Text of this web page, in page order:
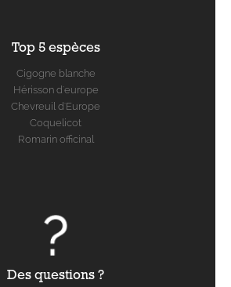
Top 5 espèces
Cigogne blanche
Hérisson d'europe
Chevreuil d'Europe
Coquelicot
Romarin officinal
Des questions ?